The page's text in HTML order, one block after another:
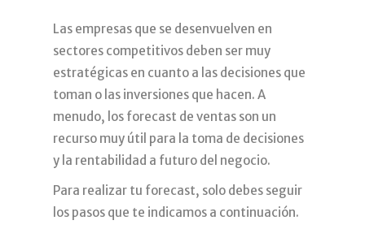
Las empresas que se desenvuelven en
sectores competitivos deben ser muy
estratégicas en cuanto a las decisiones que
toman o las inversiones que hacen. A
menudo, los forecast de ventas son un
recurso muy útil para la toma de decisiones
y la rentabilidad a futuro del negocio.
Para realizar tu forecast, solo debes seguir
los pasos que te indicamos a continuación.